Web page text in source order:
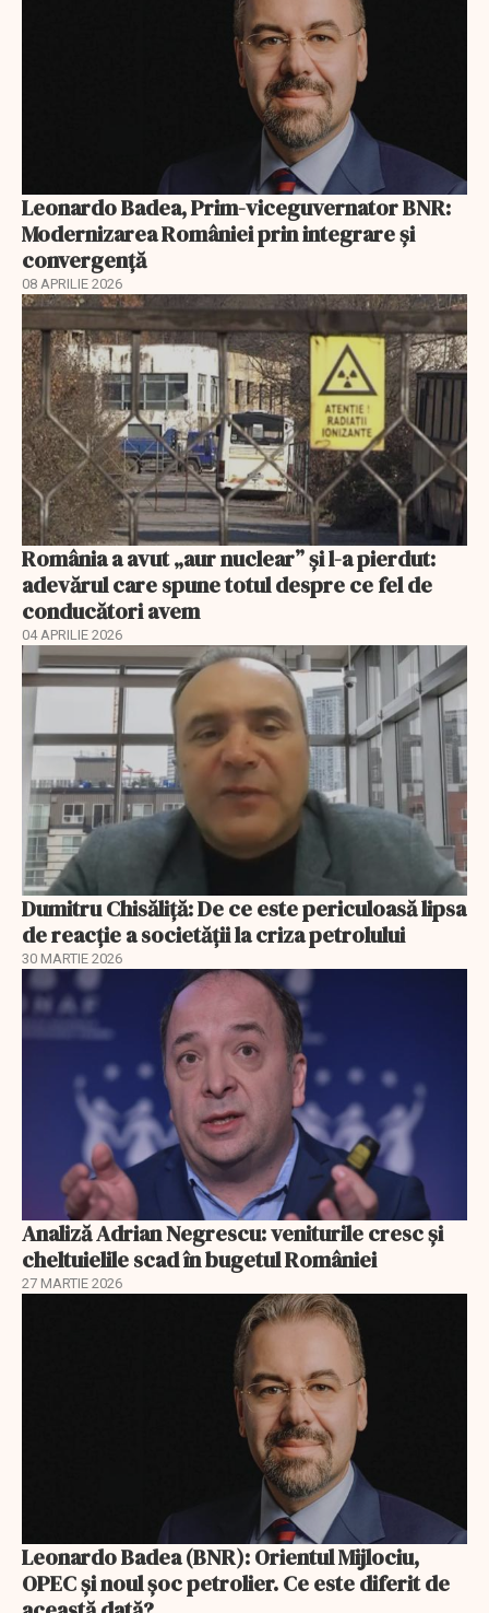
Leonardo Badea, Prim-viceguvernator BNR:
Modernizarea României prin integrare și
convergență
08 APRILIE 2026
România a avut „aur nuclear” și l-a pierdut:
adevărul care spune totul despre ce fel de
conducători avem
04 APRILIE 2026
Dumitru Chisăliță: De ce este periculoasă lipsa
de reacție a societății la criza petrolului
30 MARTIE 2026
Analiză Adrian Negrescu: veniturile cresc și
cheltuielile scad în bugetul României
27 MARTIE 2026
Leonardo Badea (BNR): Orientul Mijlociu,
OPEC și noul șoc petrolier. Ce este diferit de